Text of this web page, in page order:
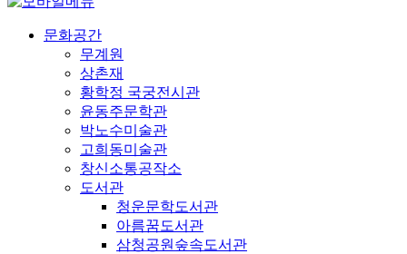
문화공간
무계원
상촌재
황학정 국궁전시관
윤동주문학관
박노수미술관
고희동미술관
창신소통공작소
도서관
청운문학도서관
아름꿈도서관
삼청공원숲속도서관